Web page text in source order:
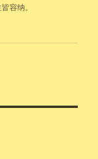
容纳。